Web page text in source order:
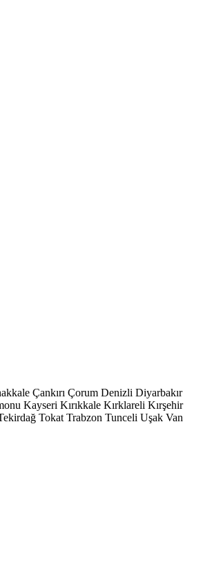
Çankırı Çorum Denizli Diyarbakır
Kayseri Kırıkkale Kırklareli Kırşehir
Tokat Trabzon Tunceli Uşak Van